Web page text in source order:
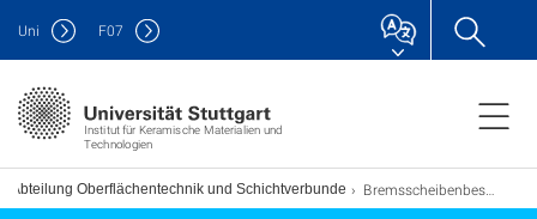
Institut für Keramische Materialien und
Technologien
Uni F07
Abteilung Oberflächentechnik und Schichtverbunde Bremsscheibenbeschichtung